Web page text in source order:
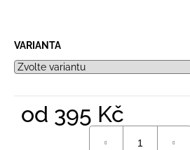
VARIANTA
od 395 Kč